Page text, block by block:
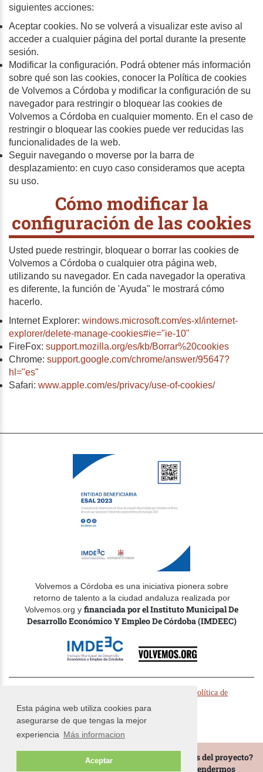
Esta página web utiliza cookies para
asegurarse de que tengas la mejor
experiencia Más informacion
Aceptar
siguientes acciones:
Aceptar cookies. No se volverá a visualizar este aviso al
acceder a cualquier página del portal durante la presente
sesión.
Modificar la configuración. Podrá obtener más información
sobre qué son las cookies, conocer la Política de cookies
de Volvemos a Córdoba y modificar la configuración de su
navegador para restringir o bloquear las cookies de
Volvemos a Córdoba en cualquier momento. En el caso de
restringir o bloquear las cookies puede ver reducidas las
funcionalidades de la web.
Seguir navegando o moverse por la barra de
desplazamiento: en cuyo caso consideramos que acepta
su uso.
Cómo modificar la
configuración de las cookies
Usted puede restringir, bloquear o borrar las cookies de
Volvemos a Córdoba o cualquier otra página web,
utilizando su navegador. En cada navegador la operativa
es diferente, la función de 'Ayuda" le mostrará cómo
hacerlo.
Internet Explorer: windows.microsoft.com/es-xl/internet-
explorer/delete-manage-cookies#ie="ie-10"
FireFox: support.mozilla.org/es/kb/Borrar%20cookies
Chrome: support.google.com/chrome/answer/95647?
hl="es"
Safari: www.apple.com/es/privacy/use-of-cookies/
Volvemos a Córdoba es una iniciativa pionera sobre
retorno de talento a la ciudad andaluza realizada por
Volvemos.org y financiada por el Instituto Municipal De
Desarrollo Económico Y Empleo De Córdoba (IMDEEC)
Política de
privacidad
Términos y condiciones
¿Te gustaría estar al tanto de todas las novedades del proyecto?
y te mantendermos